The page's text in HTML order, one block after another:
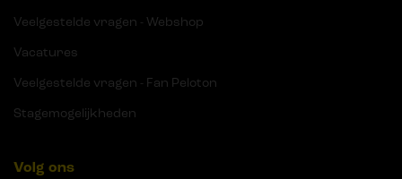
Veelgestelde vragen - Webshop
Vacatures
Veelgestelde vragen - Fan Peloton
Stagemogelijkheden
Volg ons